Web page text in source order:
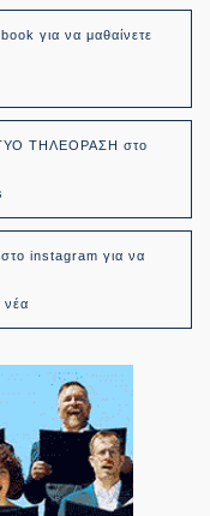
για να μαθαίνετε
ΤΗΛΕΟΡΑΣΗ στο
instagram για να
νέα